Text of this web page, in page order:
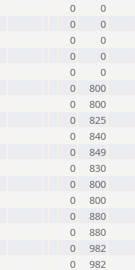
0
0
0
0
0
0
0
0
0
0
0
800
0
800
0
825
0
840
0
849
0
830
0
800
0
800
0
880
0
880
0
982
0
982